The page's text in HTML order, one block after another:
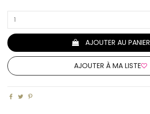
AJOUTER AU PANIER
AJOUTER À MA LISTE